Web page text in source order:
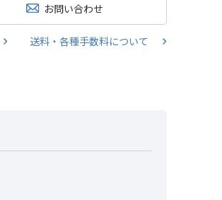
お問い合わせ
送料・各種手数料について